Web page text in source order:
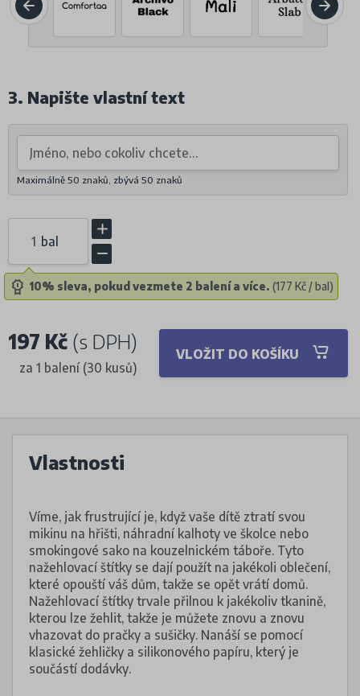
3. Napište vlastní text
Maximálně 50 znaků, zbývá 50 znaků
bal
10% sleva, pokud vezmete 2 balení a více. (177 Kč / bal)
197 Kč (s DPH)
za 1 balení (30 kusů)
VLOŽIT DO KOŠÍKU
Vlastnosti
Víme, jak frustrující je, když vaše dítě ztratí svou
mikinu na hřišti, náhradní kalhoty ve školce nebo
smokingové sako na kouzelnickém táboře. Tyto
nažehlovací štítky se dají použít na jakékoli oblečení,
které opouští váš dům, takže se opět vrátí domů.
Nažehlovací štítky trvale přilnou k jakékoliv tkanině,
kterou lze žehlit, takže je můžete znovu a znovu
vhazovat do pračky a sušičky. Nanáší se pomocí
klasické žehličky a silikonového papíru, který je
součástí dodávky.